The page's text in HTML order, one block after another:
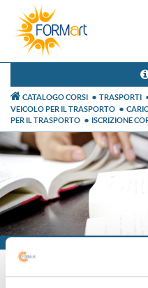
CATALOGO CORSI TRASPORTI
VEICOLO PER IL TRASPORTO
PER IL TRASPORTO
ISCRIZIONE
Iscrizione